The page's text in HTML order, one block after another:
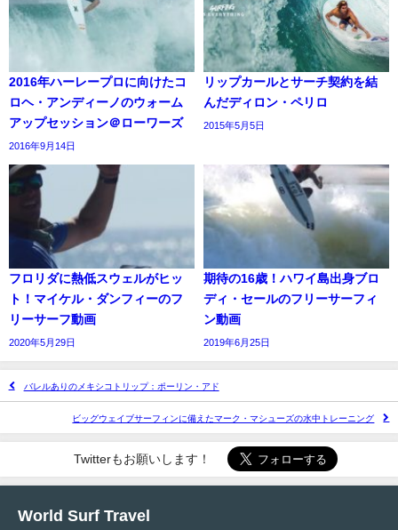
2016年ハーレープロに向けたコ
ロヘ・アンディーノのウォーム
アップセッション＠ローワーズ
2016年9月14日
リップカールとサーチ契約を結
んだディロン・ペリロ
2015年5月5日
フロリダに熱低スウェルがヒッ
ト！マイケル・ダンフィーのフ
リーサーフ動画
2020年5月29日
期待の16歳！ハワイ島出身ブロ
ディ・セールのフリーサーフィ
ン動画
2019年6月25日
バレルありのメキシコトリップ：ポーリン・アド
ビッグウェイブサーフィンに備えたマーク・マシューズの水中トレーニング
Twitterもお願いします！
World Surf Travel